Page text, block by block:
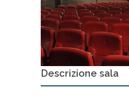
Descrizione sala